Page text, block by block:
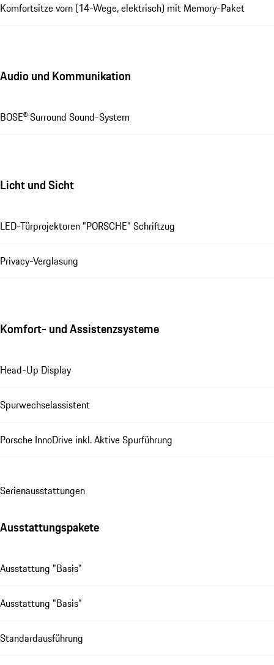
Komfortsitze vorn (14-Wege, elektrisch) mit Memory-Paket
Audio und Kommunikation
BOSE® Surround Sound-System
Licht und Sicht
LED-Türprojektoren "PORSCHE" Schriftzug
Privacy-Verglasung
Komfort- und Assistenzsysteme
Head-Up Display
Spurwechselassistent
Porsche InnoDrive inkl. Aktive Spurführung
Se­ri­en­aus­stat­tungen
Ausstattungspakete
Ausstattung "Basis"
Ausstattung "Basis"
Standardausführung